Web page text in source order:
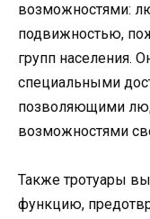
возможностями:
подвижностью,
групп населения.
специальными
позволяющими
возможностями
Также тротуары
функцию,